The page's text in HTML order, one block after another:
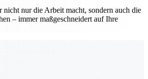
nur die Arbeit macht, sondern auch die
– immer maßgeschneidert auf Ihre